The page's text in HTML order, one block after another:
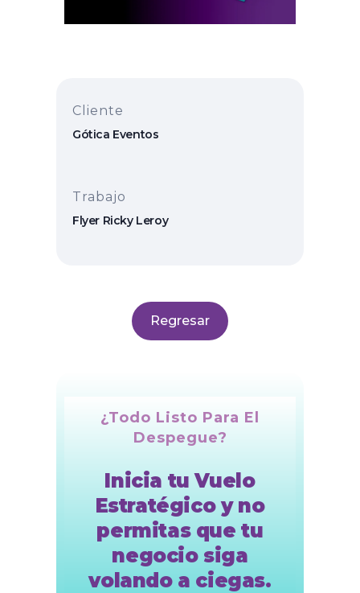
Cliente
Gótica Eventos
Trabajo
Flyer Ricky Leroy
Regresar
¿Todo Listo Para El
Despegue?
Inicia tu Vuelo
Estratégico y no
permitas que tu
negocio siga
volando a ciegas.